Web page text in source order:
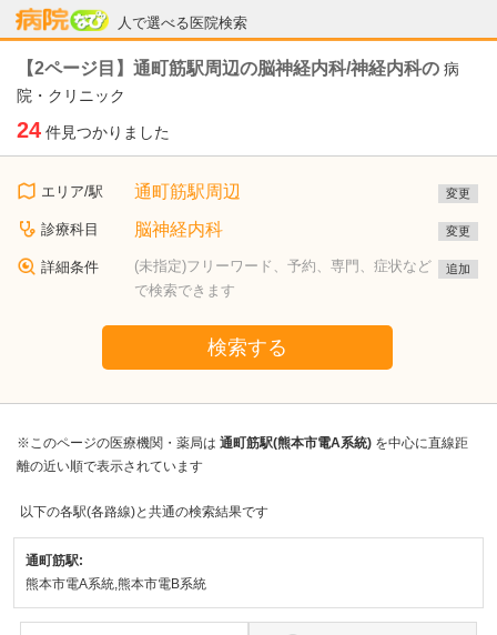
人で選べる医院検索
病院なび
【2ページ目】通町筋駅周辺の脳神経内科/神経内科の 病
院・クリニック
24 件見つかりました
エリア/駅 通町筋駅周辺 変更
診療科目 脳神経内科 変更
詳細条件
(未指定)フリーワード、予約、専門、症状など
で検索できます
追加
検索する
※このページの医療機関・薬局は 通町筋駅(熊本市電A系統) を中心に直線距
離の近い順で表示されています
以下の各駅(各路線)と共通の検索結果です
通町筋駅:
熊本市電A系統,熊本市電B系統